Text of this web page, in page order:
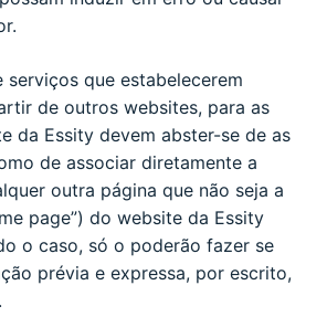
serviços que estabelecerem
de outros websites, para as
da Essity devem abster-se de as
de associar diretamente a
outra página que não seja a
page”) do website da Essity
o caso, só o poderão fazer se
prévia e expressa, por escrito,